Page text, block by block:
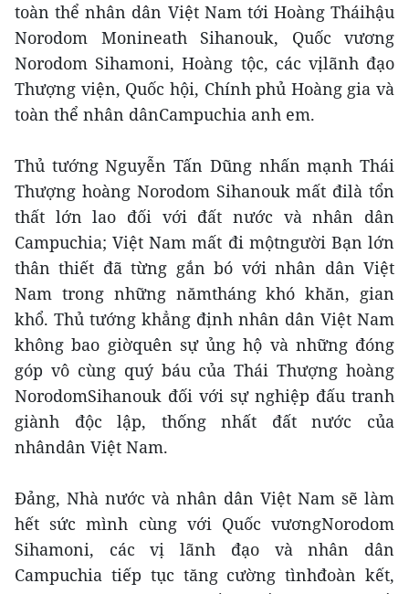
toàn thể nhân dân Việt Nam tới Hoàng Tháihậu
Norodom Monineath Sihanouk, Quốc vương
Norodom Sihamoni, Hoàng tộc, các vịlãnh đạo
Thượng viện, Quốc hội, Chính phủ Hoàng gia và
toàn thể nhân dânCampuchia anh em.
Thủ tướng Nguyễn Tấn Dũng nhấn mạnh Thái
Thượng hoàng Norodom Sihanouk mất đilà tổn
thất lớn lao đối với đất nước và nhân dân
Campuchia; Việt Nam mất đi mộtngười Bạn lớn
thân thiết đã từng gắn bó với nhân dân Việt
Nam trong những nămtháng khó khăn, gian
khổ. Thủ tướng khẳng định nhân dân Việt Nam
không bao giờquên sự ủng hộ và những đóng
góp vô cùng quý báu của Thái Thượng hoàng
NorodomSihanouk đối với sự nghiệp đấu tranh
giành độc lập, thống nhất đất nước của
nhândân Việt Nam.
Đảng, Nhà nước và nhân dân Việt Nam sẽ làm
hết sức mình cùng với Quốc vươngNorodom
Sihamoni, các vị lãnh đạo và nhân dân
Campuchia tiếp tục tăng cường tìnhđoàn kết,